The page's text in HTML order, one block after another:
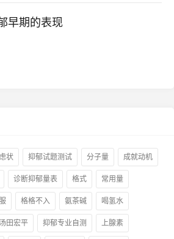
早期的表现
状 抑郁试题测试 分子量 成就动机
诊断抑郁量表 格式 常用量
格格不入 氨茶碱 喝氢水
田宏平 抑郁专业自测 上腺素